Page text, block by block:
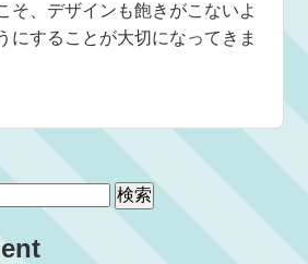
そ、デザインも飽きがこないよ
にすることが大切になってきま